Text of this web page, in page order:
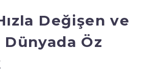
Değişen ve
Dünyada Öz